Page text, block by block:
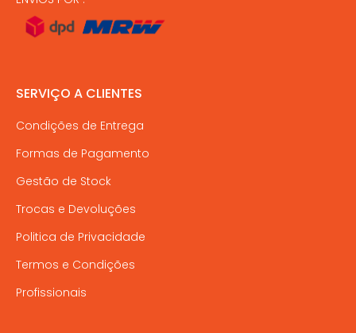
SERVIÇO A CLIENTES
Condições de Entrega
Formas de Pagamento
Gestão de Stock
Trocas e Devoluções
Politica de Privacidade
Termos e Condições
Profissionais